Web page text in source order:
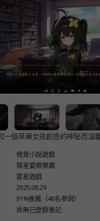
一個草藥女孩創造的神秘而溫
視覺小說遊戲
彗星愛樂樂團
雲星遊戲
2025.08.29
91%推薦（46名參與）
尚無已登錄後記